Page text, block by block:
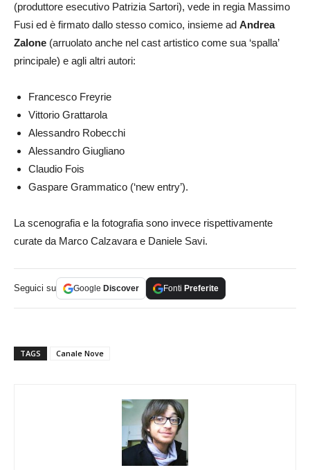
(produttore esecutivo Patrizia Sartori), vede in regia Massimo
Fusi ed è firmato dallo stesso comico, insieme ad Andrea
Zalone (arruolato anche nel cast artistico come sua ‘spalla’
principale) e agli altri autori:
Francesco Freyrie
Vittorio Grattarola
Alessandro Robecchi
Alessandro Giugliano
Claudio Fois
Gaspare Grammatico (‘new entry’).
La scenografia e la fotografia sono invece rispettivamente
curate da Marco Calzavara e Daniele Savi.
Seguici su Google Discover Fonti Preferite
TAGS Canale Nove